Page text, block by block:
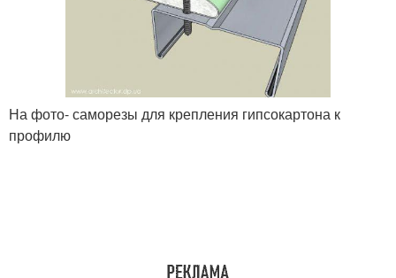
На фото- саморезы для крепления гипсокартона к
профилю